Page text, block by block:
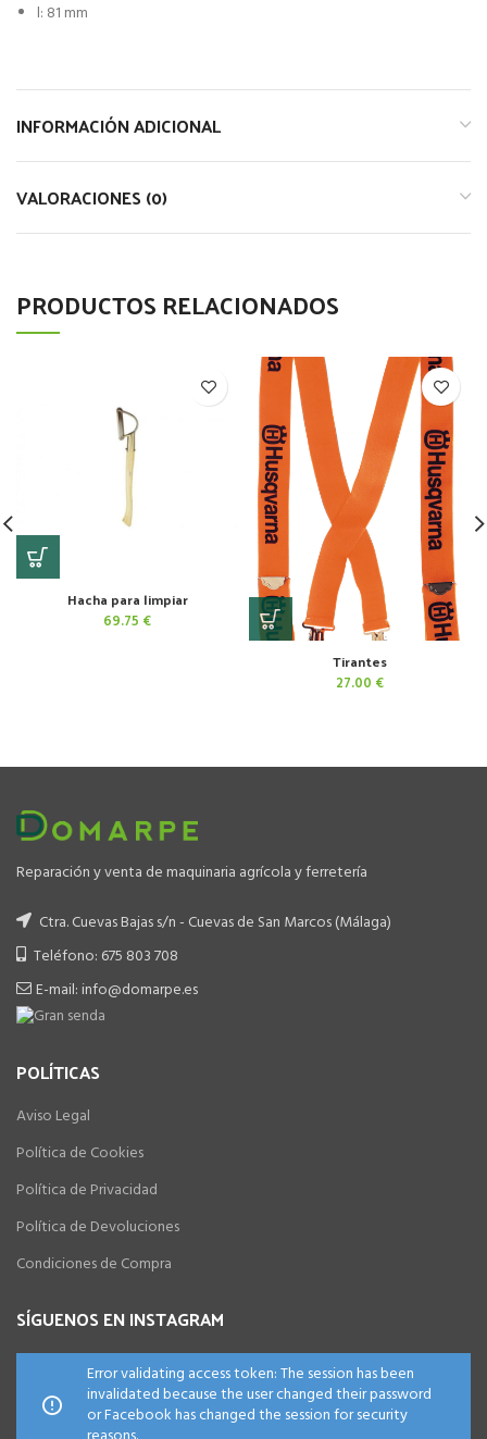
l: 81 mm
INFORMACIÓN ADICIONAL
VALORACIONES (0)
PRODUCTOS RELACIONADOS
Hacha para limpiar
69.75 €
Tirantes
27.00 €
Reparación y venta de maquinaria agrícola y ferretería
Ctra. Cuevas Bajas s/n - Cuevas de San Marcos (Málaga)
Teléfono: 675 803 708
E-mail: info@domarpe.es
POLÍTICAS
Aviso Legal
Política de Cookies
Política de Privacidad
Política de Devoluciones
Condiciones de Compra
SÍGUENOS EN INSTAGRAM
Error validating access token: The session has been
invalidated because the user changed their password
or Facebook has changed the session for security